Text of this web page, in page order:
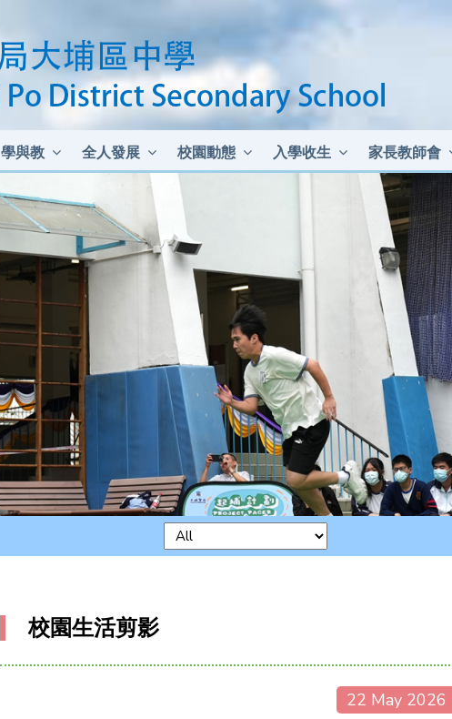
學與教 全人發展 校園動態 入學收生 家長教師會
校園生活剪影
22 May 2026